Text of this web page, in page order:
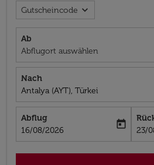
Gutscheincode expand_more
Ab
Abflugort auswählen
Nach
Antalya (AYT), Türkei
Abflug
fc-booking-departure-date-aria-
16/08/2026
today
fc-
23/